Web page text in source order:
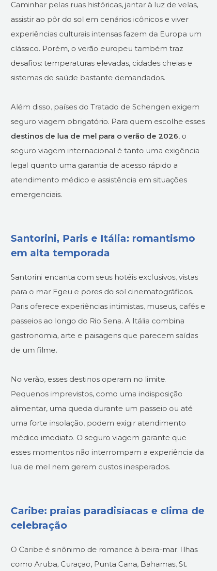
Caminhar pelas ruas históricas, jantar à luz de velas,
assistir ao pôr do sol em cenários icônicos e viver
experiências culturais intensas fazem da Europa um
clássico. Porém, o verão europeu também traz
desafios: temperaturas elevadas, cidades cheias e
sistemas de saúde bastante demandados.
Além disso, países do Tratado de Schengen exigem
seguro viagem obrigatório. Para quem escolhe esses
destinos de lua de mel para o verão de 2026, o
seguro viagem internacional é tanto uma exigência
legal quanto uma garantia de acesso rápido a
atendimento médico e assistência em situações
emergenciais.
Santorini, Paris e Itália: romantismo
em alta temporada
Santorini encanta com seus hotéis exclusivos, vistas
para o mar Egeu e pores do sol cinematográficos.
Paris oferece experiências intimistas, museus, cafés e
passeios ao longo do Rio Sena. A Itália combina
gastronomia, arte e paisagens que parecem saídas
de um filme.
No verão, esses destinos operam no limite.
Pequenos imprevistos, como uma indisposição
alimentar, uma queda durante um passeio ou até
uma forte insolação, podem exigir atendimento
médico imediato. O seguro viagem garante que
esses momentos não interrompam a experiência da
lua de mel nem gerem custos inesperados.
Caribe: praias paradisíacas e clima de
celebração
O Caribe é sinônimo de romance à beira-mar. Ilhas
como Aruba, Curaçao, Punta Cana, Bahamas, St.